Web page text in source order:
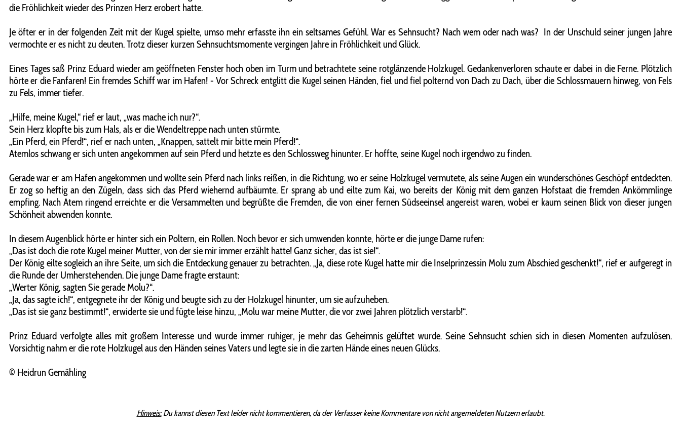
die Fröhlichkeit wieder des Prinzen Herz erobert hatte.
Je öfter er in der folgenden Zeit mit der Kugel spielte, umso mehr erfasste ihn ein seltsames Gefühl. War es Sehnsucht? Nach wem oder nach was? In der Unschuld seiner jungen Jahre
vermochte er es nicht zu deuten. Trotz dieser kurzen Sehnsuchtsmomente vergingen Jahre in Fröhlichkeit und Glück.
Eines Tages saß Prinz Eduard wieder am geöffneten Fenster hoch oben im Turm und betrachtete seine rotglänzende Holzkugel. Gedankenverloren schaute er dabei in die Ferne. Plötzlich
hörte er die Fanfaren! Ein fremdes Schiff war im Hafen! - Vor Schreck entglitt die Kugel seinen Händen, fiel und fiel polternd von Dach zu Dach, über die Schlossmauern hinweg, von Fels
zu Fels, immer tiefer.
„Hilfe, meine Kugel,“ rief er laut, „was mache ich nur?“.
Sein Herz klopfte bis zum Hals, als er die Wendeltreppe nach unten stürmte.
„Ein Pferd, ein Pferd!“, rief er nach unten, „Knappen, sattelt mir bitte mein Pferd!“.
Atemlos schwang er sich unten angekommen auf sein Pferd und hetzte es den Schlossweg hinunter. Er hoffte, seine Kugel noch irgendwo zu finden.
Gerade war er am Hafen angekommen und wollte sein Pferd nach links reißen, in die Richtung, wo er seine Holzkugel vermutete, als seine Augen ein wunderschönes Geschöpf entdeckten.
Er zog so heftig an den Zügeln, dass sich das Pferd wiehernd aufbäumte. Er sprang ab und eilte zum Kai, wo bereits der König mit dem ganzen Hofstaat die fremden Ankömmlinge
empfing. Nach Atem ringend erreichte er die Versammelten und begrüßte die Fremden, die von einer fernen Südseeinsel angereist waren, wobei er kaum seinen Blick von dieser jungen
Schönheit abwenden konnte.
In diesem Augenblick hörte er hinter sich ein Poltern, ein Rollen. Noch bevor er sich umwenden konnte, hörte er die junge Dame rufen:
„Das ist doch die rote Kugel meiner Mutter, von der sie mir immer erzählt hatte! Ganz sicher, das ist sie!“.
Der König eilte sogleich an ihre Seite, um sich die Entdeckung genauer zu betrachten. „Ja, diese rote Kugel hatte mir die Inselprinzessin Molu zum Abschied geschenkt!“, rief er aufgeregt in
die Runde der Umherstehenden. Die junge Dame fragte erstaunt:
„Werter König, sagten Sie gerade Molu?“.
„Ja, das sagte ich!“, entgegnete ihr der König und beugte sich zu der Holzkugel hinunter, um sie aufzuheben.
„Das ist sie ganz bestimmt!“, erwiderte sie und fügte leise hinzu, „Molu war meine Mutter, die vor zwei Jahren plötzlich verstarb!“.
Prinz Eduard verfolgte alles mit großem Interesse und wurde immer ruhiger, je mehr das Geheimnis gelüftet wurde. Seine Sehnsucht schien sich in diesen Momenten aufzulösen.
Vorsichtig nahm er die rote Holzkugel aus den Händen seines Vaters und legte sie in die zarten Hände eines neuen Glücks.
© Heidrun Gemähling
Hinweis:Du kannst diesen Text leider nicht kommentieren, da der Verfasser keine Kommentare von nicht angemeldeten Nutzern erlaubt.